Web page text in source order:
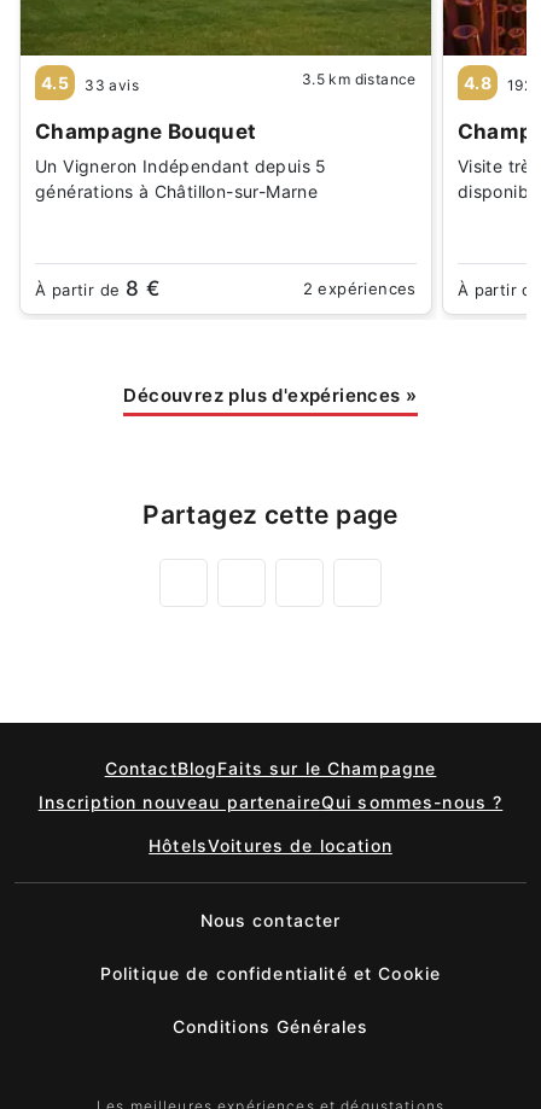
4.5 33 avis 3.5 km distance
Champagne Bouquet
Un Vigneron Indépendant depuis 5
générations à Châtillon-sur-Marne
À partir de 8 € 2 expériences
4.8 192
Visite
À partir
Découvrez plus d'expériences »
Partagez cette page
ContactBlogFaits sur le Champagne
Inscription nouveau partenaireQui sommes-nous ?
HôtelsVoitures de location
Nous contacter
Politique de confidentialité et Cookie
Conditions Générales